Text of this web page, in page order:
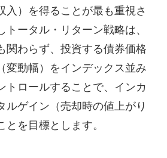
入）を得ることが最も重視さ
ータル・リターン戦略は、
関わらず、投資する債券価格
変動幅）をインデックス並み
トロールすることで、インカ
ルゲイン（売却時の値上がり
を目標とします。